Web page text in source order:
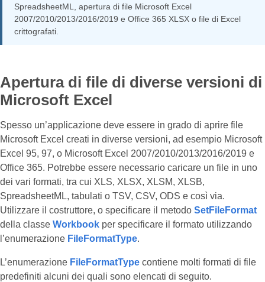
SpreadsheetML, apertura di file Microsoft Excel
2007/2010/2013/2016/2019 e Office 365 XLSX o file di Excel
crittografati.
Apertura di file di diverse versioni di
Microsoft Excel
Spesso un’applicazione deve essere in grado di aprire file
Microsoft Excel creati in diverse versioni, ad esempio Microsoft
Excel 95, 97, o Microsoft Excel 2007/2010/2013/2016/2019 e
Office 365. Potrebbe essere necessario caricare un file in uno
dei vari formati, tra cui XLS, XLSX, XLSM, XLSB,
SpreadsheetML, tabulati o TSV, CSV, ODS e così via.
Utilizzare il costruttore, o specificare il metodo SetFileFormat
della classe Workbook per specificare il formato utilizzando
l’enumerazione FileFormatType.
L’enumerazione FileFormatType contiene molti formati di file
predefiniti alcuni dei quali sono elencati di seguito.